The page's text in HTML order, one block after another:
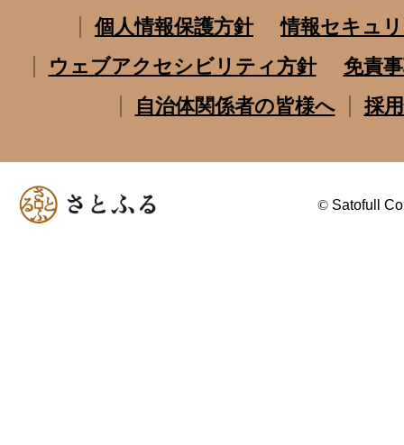
個人情報保護方針
情報セキュ
ウェブアクセシビリティ方針
免責
自治体関係者の皆様へ
採
© Satofull